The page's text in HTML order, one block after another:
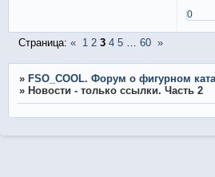
0
Страница: « 1 2 3 4 5 … 60 »
» FSO_COOL. Форум о фигурном
» Новости - только ссылки. Часть 2